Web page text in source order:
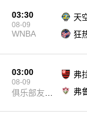
03:30
08-09
WNBA
天
狂
03:00
08-09
俱乐部友谊
弗
弗